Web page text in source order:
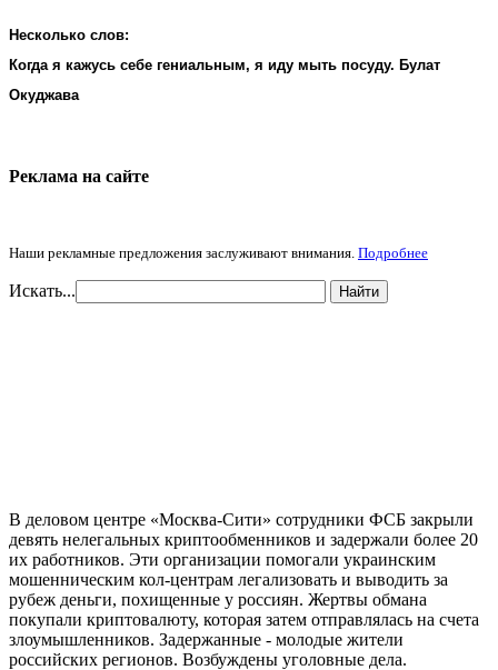
Несколько слов:
Когда я кажусь себе гениальным, я иду мыть посуду. Булат
Окуджава
Реклама на cайте
Наши рекламные предложения заслуживают внимания. Подробнее
Искать... Найти
В деловом центре «Москва-Сити» сотрудники ФСБ закрыли
девять нелегальных криптообменников и задержали более 20
их работников. Эти организации помогали украинским
мошенническим кол-центрам легализовать и выводить за
рубеж деньги, похищенные у россиян. Жертвы обмана
покупали криптовалюту, которая затем отправлялась на счета
злоумышленников. Задержанные - молодые жители
российских регионов. Возбуждены уголовные дела.